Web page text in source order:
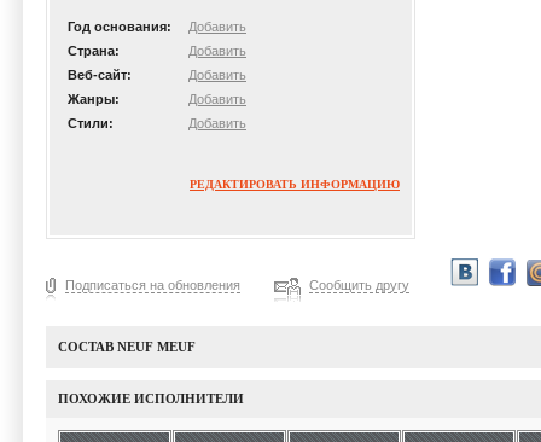
Год основания:
Добавить
Страна:
Добавить
Веб-сайт:
Добавить
Жанры:
Добавить
Стили:
Добавить
РЕДАКТИРОВАТЬ ИНФОРМАЦИЮ
Подписаться на обновления Сообщить другу
СОСТАВ NEUF MEUF
ПОХОЖИЕ ИСПОЛНИТЕЛИ